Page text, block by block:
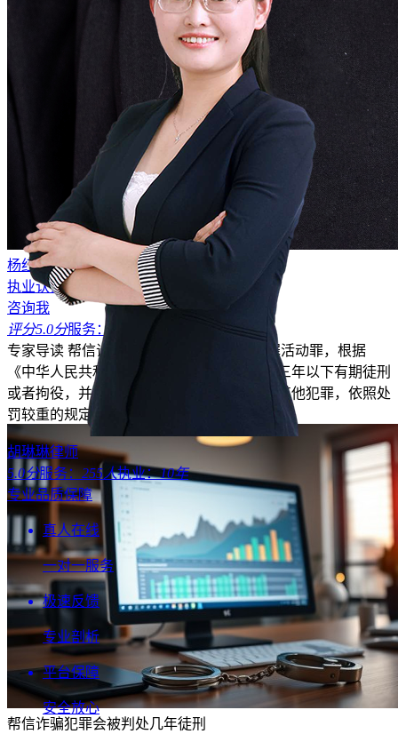
杨红梅律师
执业认证 平台保障
咨询我
评分5.0分服务：
专家导读 帮信诈骗犯罪即帮助信息网络犯罪活动罪，根据
《中华人民共和国刑法》，情节严重的，处三年以下有期徒刑
或者拘役，并处或者单处罚金。若同时构成其他犯罪，依照处
罚较重的规定定罪处罚。
帮信诈骗犯罪会被判处几年徒刑
胡琳琳律师
5.0分服务： 255人执业：10年
专业品质保障
真人在线
一对一服务
极速反馈
专业剖析
平台保障
安全放心